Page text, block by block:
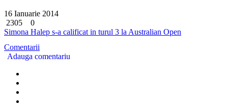
16 Ianuarie 2014
2305
0
Simona Halep s-a calificat in turul 3 la Australian Open
Comentarii
Adauga comentariu